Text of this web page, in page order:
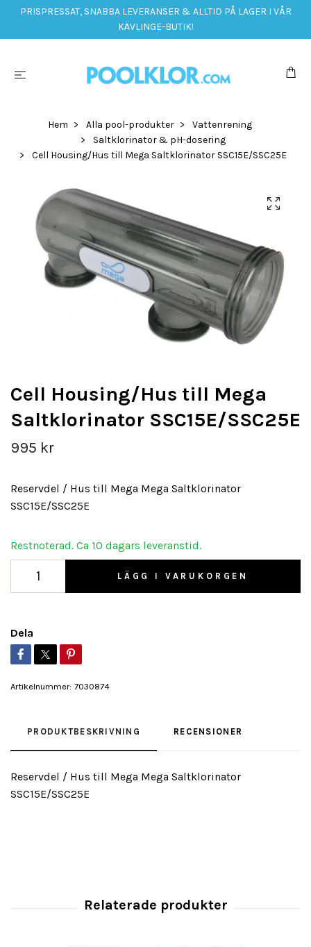
PRISPRESSAT, SNABBA LEVERANSER & ALLTID PÅ LAGER I VÅR
KÄVLINGE-BUTIK!
Hem Alla pool-produkter
Vattenrening
Saltklorinator & pH-dosering
Cell Housing/Hus till Mega Saltklorinator SSC15E/SSC25E
Cell Housing/Hus till Mega
Saltklorinator SSC15E/SSC25E
995 kr
Reservdel / Hus till Mega Mega Saltklorinator
SSC15E/SSC25E
Restnoterad. Ca 10 dagars leveranstid.
LÄGG I VARUKORGEN
Dela
Artikelnummer: 7030874
PRODUKTBESKRIVNING RECENSIONER
Reservdel / Hus till Mega Mega Saltklorinator
SSC15E/SSC25E